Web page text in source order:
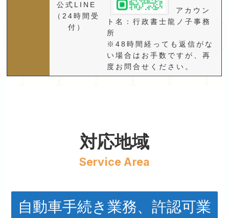
公式LINE
（24時間受
付）
アカウン
ト名：行政書士龍ノ子事務
所
※48時間経っても返信がな
い場合はお手数ですが、再
度お問合せください。
対応地域
Service Area
自動車手続き業務、許認可業